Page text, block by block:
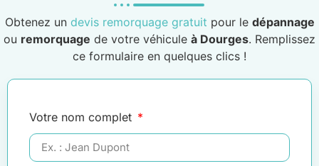
Obtenez un devis remorquage gratuit pour le dépannage
ou remorquage de votre véhicule à Dourges. Remplissez
ce formulaire en quelques clics !
Votre nom complet